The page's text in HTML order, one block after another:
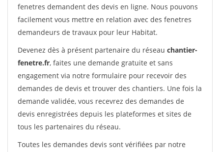
fenetres demandent des devis en ligne. Nous pouvons
facilement vous mettre en relation avec des fenetres
demandeurs de travaux pour leur Habitat.
Devenez dès à présent partenaire du réseau chantier-
fenetre.fr, faites une demande gratuite et sans
engagement via notre formulaire pour recevoir des
demandes de devis et trouver des chantiers. Une fois la
demande validée, vous recevrez des demandes de
devis enregistrées depuis les plateformes et sites de
tous les partenaires du réseau.
Toutes les demandes devis sont vérifiées par notre